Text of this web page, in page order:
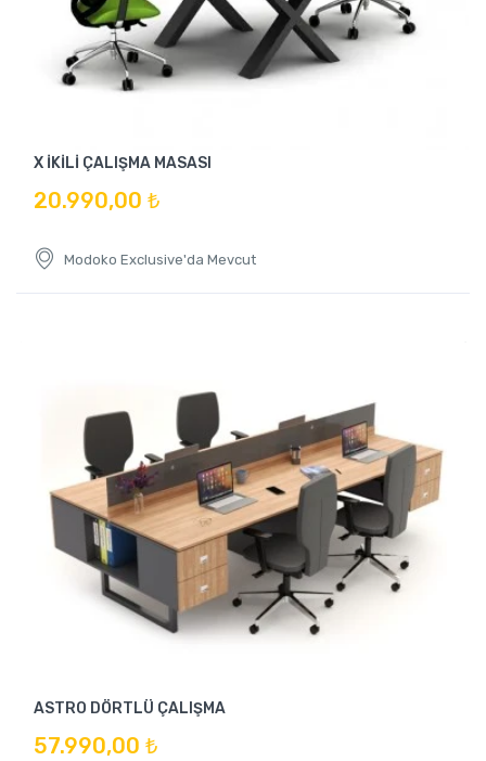
X İKİLİ ÇALIŞMA MASASI
20.990,00 ₺
Modoko Exclusive'da Mevcut
ASTRO DÖRTLÜ ÇALIŞMA
57.990,00 ₺